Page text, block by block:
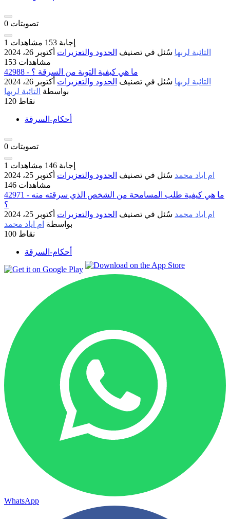
0 تصويتات
1 إجابة 153 مشاهدات
التائبة لربها سُئل في تصنيف الحدود والتعزيرات أكتوبر 26، 2024
153 مشاهدات
42988 - ما هي كيفية التوبة من السرقة ؟
التائبة لربها سُئل في تصنيف الحدود والتعزيرات أكتوبر 26، 2024
بواسطة التائبة لربها
120 نقاط
أحكام-السرقة
0 تصويتات
1 إجابة 146 مشاهدات
ام اياد محمد سُئل في تصنيف الحدود والتعزيرات أكتوبر 25، 2024
146 مشاهدات
42971 - ما هي كيفية طلب المسامحة من الشخص الذي سرقته منه
؟
ام اياد محمد سُئل في تصنيف الحدود والتعزيرات أكتوبر 25، 2024
بواسطة ام اياد محمد
100 نقاط
أحكام-السرقة
WhatsApp